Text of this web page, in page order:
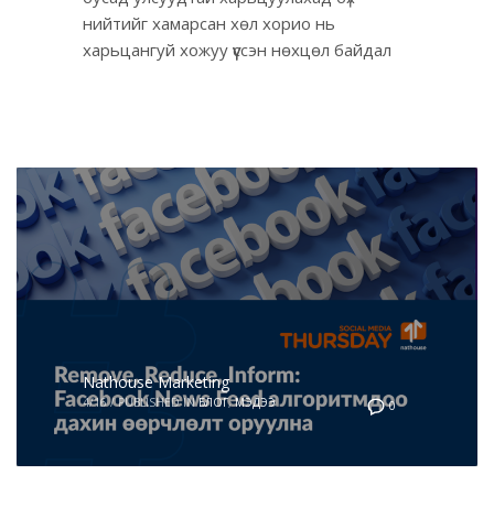
нийтийг хамарсан хөл хорио нь
харьцангуй хожуу үүссэн нөхцөл байдал
0
Nathouse Marketing
4/16 / PUBLISHED IN БЛОГ,МЭДЭЭ